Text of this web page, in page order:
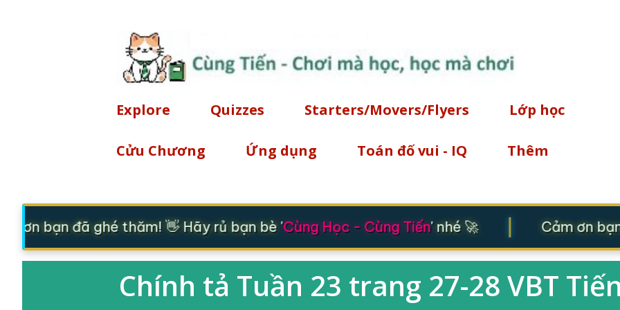
Explore Quizzes Starters/Movers/Flyers Lớp học
Cửu Chương Ứng dụng Toán đố vui - IQ Thêm
ơn bạn đã ghé thăm! 👋 Hãy rủ bạn bè 'Cùng Học - Cùng Tiến' nhé 🚀 Cảm ơn
Chính tả Tuần 23 trang 27-28 VBT